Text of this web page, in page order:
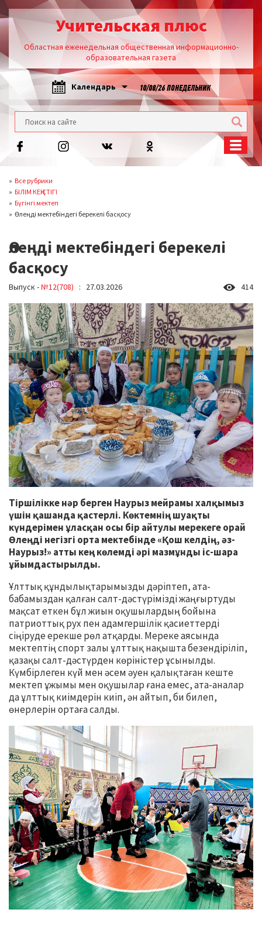
Учительская плюс
Областная еженедельная общественная информационно-
образовательная газета
Календарь 10/08/26 ПОНЕДЕЛЬНИК
Все рубрики
БІЛІМ КЕҢІСТІГІ
Бүгінгі мектеп
Өлеңді мектебіндегі берекелі басқосу
Өлеңді мектебіндегі берекелі
басқосу
Выпуск -№12(708) : 27.03.2026 414
Тіршілікке нәр берген Наурыз мейрамы халқымыз
үшін қашанда қастерлі. Көктемнің шуақты
күндерімен ұласқан осы бір айтулы мерекеге орай
Өлеңді негізгі орта мектебінде «Қош келдің, әз-
Наурыз!» атты кең көлемді әрі мазмұнды іс-шара
ұйымдастырылды.
Ұлттық құндылықтарымызды дәріптеп, ата-
бабамыздан қалған салт-дәстүрімізді жаңғыртуды
мақсат еткен бұл жиын оқушылардың бойына
патриоттық рух пен адамгершілік қасиеттерді
сіңіруде ерекше рөл атқарды. Мереке аясында
мектептің спорт залы ұлттық нақышта безендіріліп,
қазақы салт-дәстүрден көріністер ұсынылды.
Күмбірлеген күй мен әсем әуен қалықтаған кеште
мектеп ұжымы мен оқушылар ғана емес, ата-аналар
да ұлттық киімдерін киіп, ән айтып, би билеп,
өнерлерін ортаға салды.